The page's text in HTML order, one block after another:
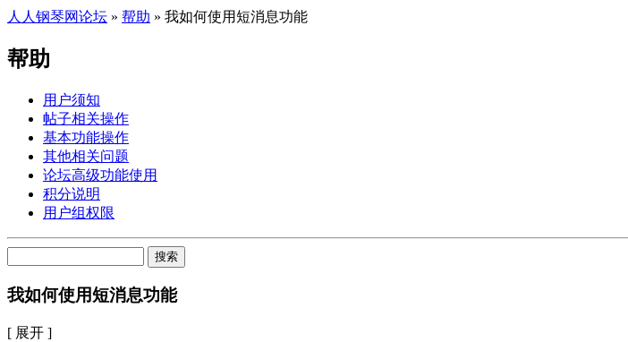
人人钢琴网论坛 » 帮助 » 我如何使用短消息功能
帮助
用户须知
帖子相关操作
基本功能操作
其他相关问题
论坛高级功能使用
积分说明
用户组权限
搜索
我如何使用短消息功能
[ 展开 ]